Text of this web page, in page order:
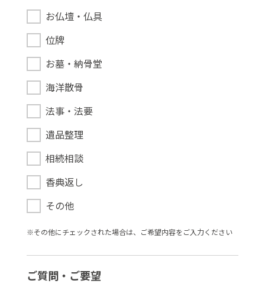
お仏壇・仏具
位牌
お墓・納骨堂
海洋散骨
法事・法要
遺品整理
相続相談
香典返し
その他
※その他にチェックされた場合は、ご希望内容をご⼊⼒ください
ご質問・ご要望